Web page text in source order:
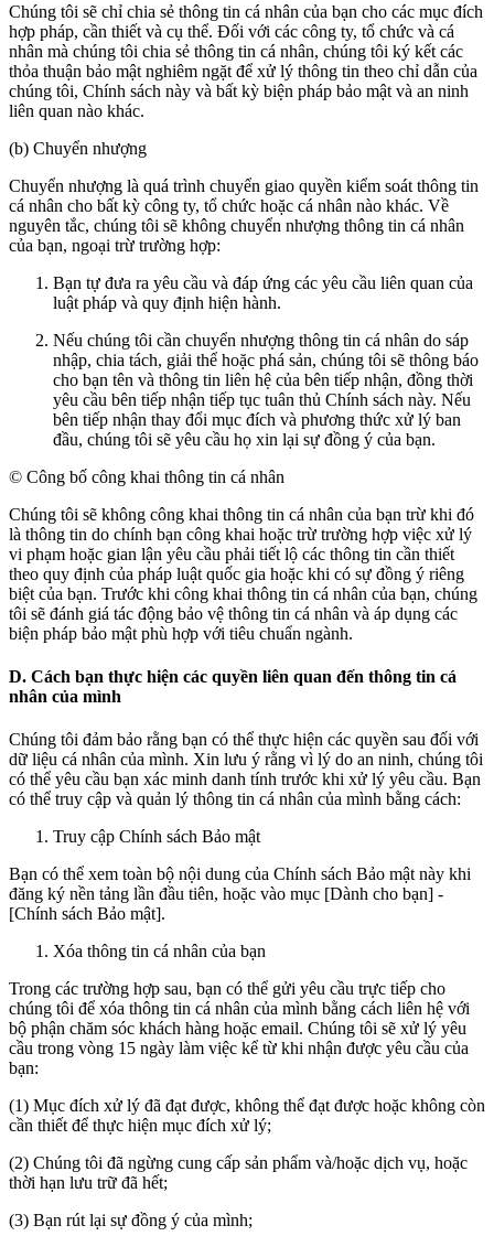
Chúng tôi sẽ chỉ chia sẻ thông tin cá nhân của bạn cho các mục đích
hợp pháp, cần thiết và cụ thể. Đối với các công ty, tổ chức và cá
nhân mà chúng tôi chia sẻ thông tin cá nhân, chúng tôi ký kết các
thỏa thuận bảo mật nghiêm ngặt để xử lý thông tin theo chỉ dẫn của
chúng tôi, Chính sách này và bất kỳ biện pháp bảo mật và an ninh
liên quan nào khác.
(b) Chuyển nhượng
Chuyển nhượng là quá trình chuyển giao quyền kiểm soát thông tin
cá nhân cho bất kỳ công ty, tổ chức hoặc cá nhân nào khác. Về
nguyên tắc, chúng tôi sẽ không chuyển nhượng thông tin cá nhân
của bạn, ngoại trừ trường hợp:
Bạn tự đưa ra yêu cầu và đáp ứng các yêu cầu liên quan của
luật pháp và quy định hiện hành.
Nếu chúng tôi cần chuyển nhượng thông tin cá nhân do sáp
nhập, chia tách, giải thể hoặc phá sản, chúng tôi sẽ thông báo
cho bạn tên và thông tin liên hệ của bên tiếp nhận, đồng thời
yêu cầu bên tiếp nhận tiếp tục tuân thủ Chính sách này. Nếu
bên tiếp nhận thay đổi mục đích và phương thức xử lý ban
đầu, chúng tôi sẽ yêu cầu họ xin lại sự đồng ý của bạn.
© Công bố công khai thông tin cá nhân
Chúng tôi sẽ không công khai thông tin cá nhân của bạn trừ khi đó
là thông tin do chính bạn công khai hoặc trừ trường hợp việc xử lý
vi phạm hoặc gian lận yêu cầu phải tiết lộ các thông tin cần thiết
theo quy định của pháp luật quốc gia hoặc khi có sự đồng ý riêng
biệt của bạn. Trước khi công khai thông tin cá nhân của bạn, chúng
tôi sẽ đánh giá tác động bảo vệ thông tin cá nhân và áp dụng các
biện pháp bảo mật phù hợp với tiêu chuẩn ngành.
D. Cách bạn thực hiện các quyền liên quan đến thông tin cá
nhân của mình
Chúng tôi đảm bảo rằng bạn có thể thực hiện các quyền sau đối với
dữ liệu cá nhân của mình. Xin lưu ý rằng vì lý do an ninh, chúng tôi
có thể yêu cầu bạn xác minh danh tính trước khi xử lý yêu cầu. Bạn
có thể truy cập và quản lý thông tin cá nhân của mình bằng cách:
Truy cập Chính sách Bảo mật
Bạn có thể xem toàn bộ nội dung của Chính sách Bảo mật này khi
đăng ký nền tảng lần đầu tiên, hoặc vào mục [Dành cho bạn] -
[Chính sách Bảo mật].
Xóa thông tin cá nhân của bạn
Trong các trường hợp sau, bạn có thể gửi yêu cầu trực tiếp cho
chúng tôi để xóa thông tin cá nhân của mình bằng cách liên hệ với
bộ phận chăm sóc khách hàng hoặc email. Chúng tôi sẽ xử lý yêu
cầu trong vòng 15 ngày làm việc kể từ khi nhận được yêu cầu của
bạn:
(1) Mục đích xử lý đã đạt được, không thể đạt được hoặc không còn
cần thiết để thực hiện mục đích xử lý;
(2) Chúng tôi đã ngừng cung cấp sản phẩm và/hoặc dịch vụ, hoặc
thời hạn lưu trữ đã hết;
(3) Bạn rút lại sự đồng ý của mình;